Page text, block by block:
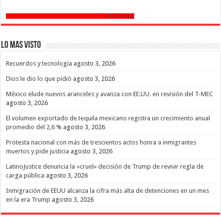
Horoscopo
Lo mas Visto
Recuerdos y tecnología agosto 3, 2026
Dios le dio lo que pidió agosto 3, 2026
México elude nuevos aranceles y avanza con EE.UU. en revisión del T-MEC
agosto 3, 2026
El volumen exportado de tequila mexicano registra un crecimiento anual
promedio del 2,6 % agosto 3, 2026
Protesta nacional con más de trescientos actos honra a inmigrantes
muertos y pide justicia agosto 3, 2026
LatinoJustice denuncia la «cruel» decisión de Trump de revivir regla de
carga pública agosto 3, 2026
Inmigración de EEUU alcanza la cifra más alta de detenciones en un mes
en la era Trump agosto 3, 2026